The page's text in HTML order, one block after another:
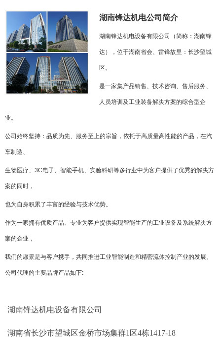
湖南锋达机电公司简介
湖南锋达机电设备有限公司（简称：湖南锋
达），位于湖南省会、雷锋故里：长沙望城
区。
是一家集产品销售、技术咨询、售后服务、
人员培训及工业装备解决方案的综合型企
业。
公司始终坚持：品质为先、服务至上的宗旨，依托于高质量高性能的产品，在汽
车制造、
生物医疗、3C电子、智能手机、实验科研等多行业中为客户提供了优秀的解决方
案的同时，
也为自身积累了丰富的经验与技术优势。
作为一家拥有优质产品、专业为客户提供实现智能生产的工业设备及系统解决方
案的企业，
我们的愿景是与客户携手，共同推进工业智能制造和精密流体控制产业的发展。
公司代理的主要品牌产品如下:
湖南锋达机电设备有限公司
湖南省长沙市望城区金桥市场集群1区4栋1417-18